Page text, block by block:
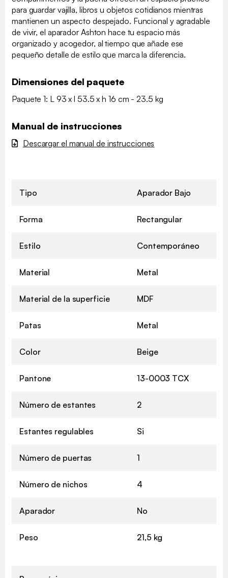
para guardar vajilla, libros u objetos cotidianos mientras
mantienen un aspecto despejado. Funcional y agradable
de vivir, el aparador Ashton hace tu espacio más
organizado y acogedor, al tiempo que añade ese
pequeño detalle de estilo que marca la diferencia.
Dimensiones del paquete
Paquete 1: L 93 x l 53.5 x h 16 cm - 23.5 kg
Manual de instrucciones
Descargar el manual de instrucciones
Tipo Aparador Bajo
Forma Rectangular
Estilo Contemporáneo
Material Metal
Material de la superficie MDF
Patas Metal
Color Beige
Pantone 13-0003 TCX
Número de estantes 2
Estantes regulables Si
Número de puertas 1
Número de nichos 4
Aparador No
Peso 21,5 kg